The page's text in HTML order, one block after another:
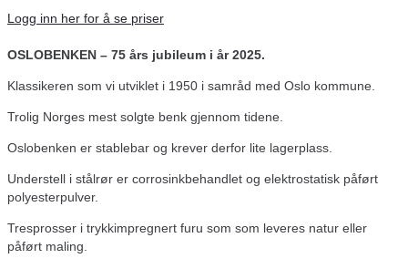
Logg inn her for å se priser
OSLOBENKEN – 75 års jubileum i år 2025.
Klassikeren som vi utviklet i 1950 i samråd med Oslo kommune.
Trolig Norges mest solgte benk gjennom tidene.
Oslobenken er stablebar og krever derfor lite lagerplass.
Understell i stålrør er corrosinkbehandlet og elektrostatisk påført
polyesterpulver.
Tresprosser i trykkimpregnert furu som som leveres natur eller
påført maling.